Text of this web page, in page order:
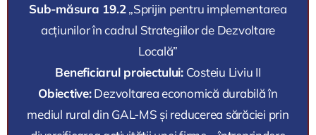
Sub-măsura 19.2„Sprijin pentru implementarea
acțiunilor în cadrul Strategiilor de Dezvoltare
Locală”
Beneficiarul proiectului:Costeiu Liviu II
Obiective:Dezvoltarea economică durabilă în
mediul rural din GAL-MS și reducerea sărăciei prin